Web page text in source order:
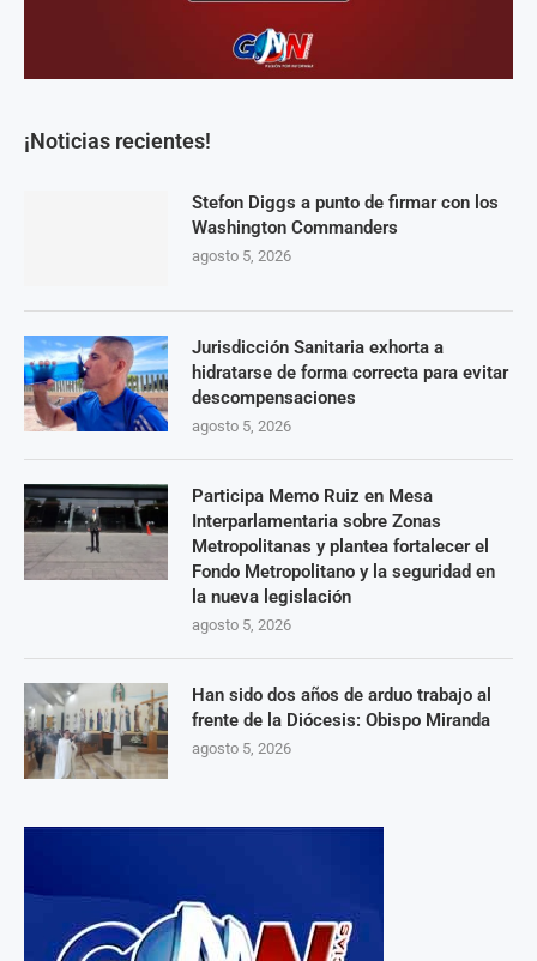
¡Noticias recientes!
Stefon Diggs a punto de firmar con los
Washington Commanders
agosto 5, 2026
Jurisdicción Sanitaria exhorta a
hidratarse de forma correcta para evitar
descompensaciones
agosto 5, 2026
Participa Memo Ruiz en Mesa
Interparlamentaria sobre Zonas
Metropolitanas y plantea fortalecer el
Fondo Metropolitano y la seguridad en
la nueva legislación
agosto 5, 2026
Han sido dos años de arduo trabajo al
frente de la Diócesis: Obispo Miranda
agosto 5, 2026